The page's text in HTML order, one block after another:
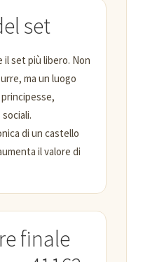
set
set più libero. Non
ma un luogo
di un castello
il valore di
finale